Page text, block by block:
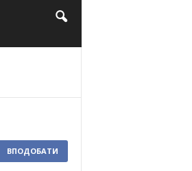
ВПОДОБАТИ